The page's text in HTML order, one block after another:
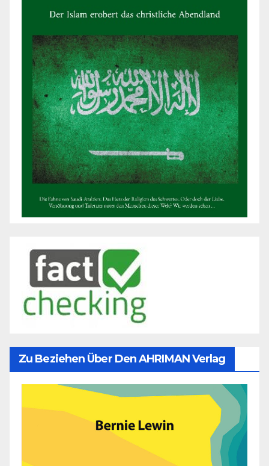
Zu Beziehen Über Den AHRIMAN Verlag